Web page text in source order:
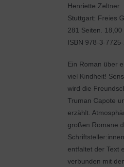
Henriette Zeltner.
Stuttgart: Freies
281 Seiten. 18,00
ISBN 978-3-
Ein Roman über
viel Kindheit!
wird die
Truman Capote
erzählt.
großen Romane
entfaltet der Text
verbunden mit